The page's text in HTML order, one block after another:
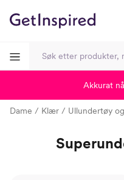
Dame Klær Ullundertøy
Akkurat